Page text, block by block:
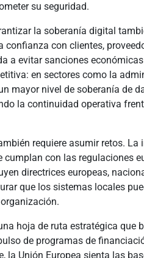
su seguridad.
la soberanía digital
con clientes,
evitar sanciones
en sectores como la
mayor nivel de soberanía de
la continuidad operativa
requiere asumir retos.
con las regulaciones
directrices europeas,
que los sistemas locales
hoja de ruta estratégica
de programas de
Unión Europea sienta las